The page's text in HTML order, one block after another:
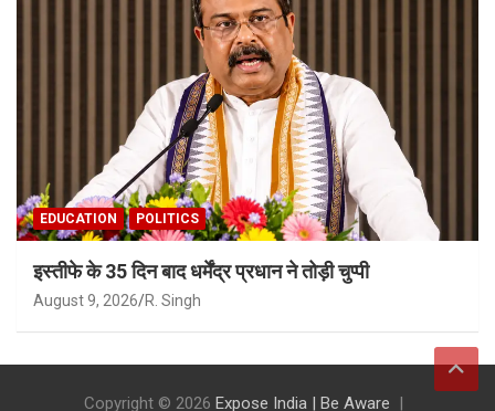
EDUCATION POLITICS
इस्तीफे के 35 दिन बाद धर्मेंद्र प्रधान ने तोड़ी चुप्पी
August 9, 2026 R. Singh
Copyright © 2026 Expose India | Be Aware